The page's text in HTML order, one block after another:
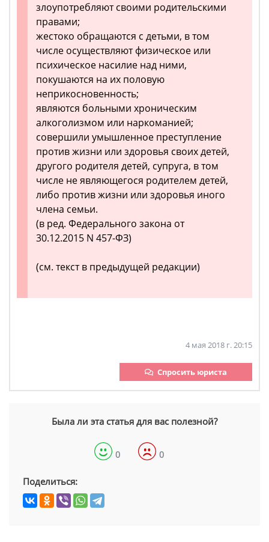
злоупотребляют своими родительскими
правами;
жестоко обращаются с детьми, в том
числе осуществляют физическое или
психическое насилие над ними,
покушаются на их половую
неприкосновенность;
являются больными хроническим
алкоголизмом или наркоманией;
совершили умышленное преступление
против жизни или здоровья своих детей,
другого родителя детей, супруга, в том
числе не являющегося родителем детей,
либо против жизни или здоровья иного
члена семьи.
(в ред. Федерального закона от
30.12.2015 N 457-ФЗ)
(см. текст в предыдущей редакции)
4 мая 2018 г. 20:15
Спросить юриста
Была ли эта статья для вас полезной?
0 0
Поделиться: